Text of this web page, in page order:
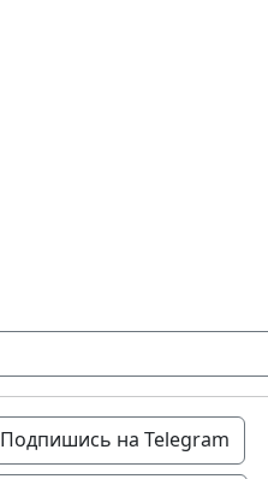
Подпишись на Telegram